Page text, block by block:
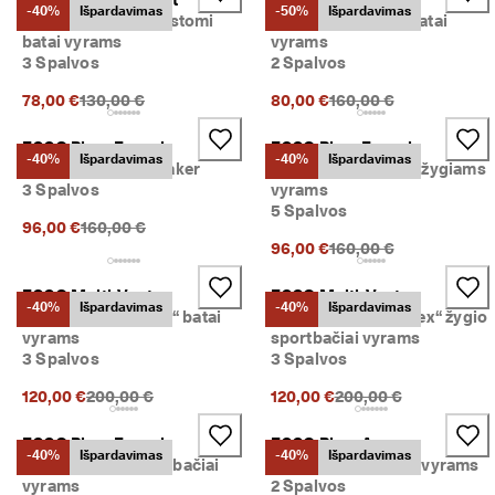
-40% Išpardavimas
Medžiaginiai suvarstomi
batai vyrams
3 Spalvos
78,00 €Pradinė kaina {{price}}:
130,00 €
-50% Išpardavimas
Vandeniui odiniai batai
vyrams
2 Spalvos
80,00 €Pradinė kaina
160,00 €
-40% Išpardavimas
ECCO Biom Energi
Men's Leather Sneaker
3 Spalvos
96,00 €Pradinė kaina {{price}}:
160,00 €
-40% Išpardavimas
ECCO Biom Energi
Odiniai sportbačiai žygiams
vyrams
5 Spalvos
96,00 €Pradinė kaina
160,00 €
-40% Išpardavimas
ECCO Multi-Vent
Tekstilės „Gore-Tex“ batai
vyrams
3 Spalvos
120,00 €Pradinė kaina {{price}}:
200,00 €
-40% Išpardavimas
ECCO Multi-Vent
Tekstiliniai „Gore-Tex“ žygio
sportbačiai vyrams
3 Spalvos
120,00 €Pradinė kaina
200,00 €
-40% Išpardavimas
ECCO Biom Energi
Nubuko odos sportbačiai
vyrams
-40% Išpardavimas
ECCO Biom Aex
Odiniai sportbačiai vyrams
2 Spalvos